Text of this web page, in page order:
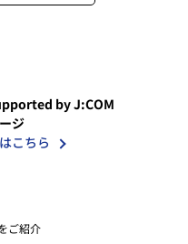
by J:COM
ジ
こちら
ご紹介